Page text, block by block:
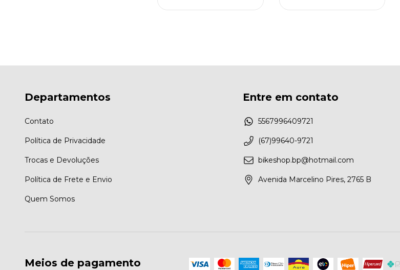
Departamentos
Contato
Política de Privacidade
Trocas e Devoluções
Política de Frete e Envio
Quem Somos
Entre em contato
5567996409721
(67)99640-9721
bikeshop.bp@hotmail.com
Avenida Marcelino Pires, 2765 B
Meios de pagamento